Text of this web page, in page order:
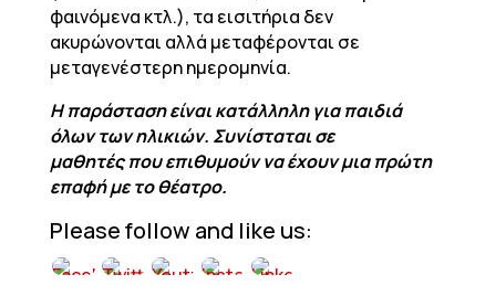
φαινόμενα κτλ.), τα εισιτήρια δεν
ακυρώνονται αλλά μεταφέρονται σε
μεταγενέστερη ημερομηνία.
Η παράσταση είναι κατάλληλη για παιδιά
όλων των ηλικιών. Συνίσταται σε
μαθητές που επιθυμούν να έχουν μια πρώτη
επαφή με το θέατρο.
Please follow and like us: